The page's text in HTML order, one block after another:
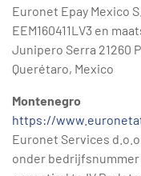
Euronet Epay Mexico
EEM160411LV3 en
Junipero Serra 21260
Querétaro, Mexico
Montenegro
https://
Euronet Services
onder bedrijfsnummer